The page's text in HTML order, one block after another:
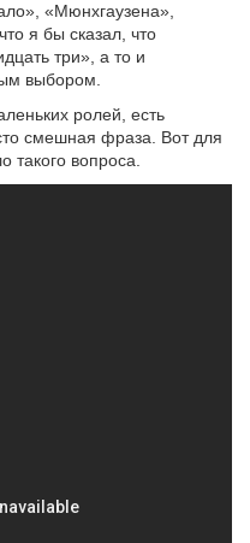
«Мюнхгаузена»,
я бы сказал, что
три», а то и
выбором.
ролей, есть
смешная фраза. Вот для
такого вопроса.